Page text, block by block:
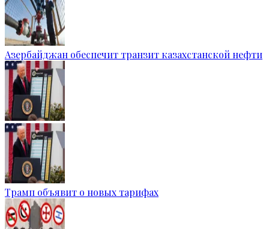
Азербайджан обеспечит транзит казахстанской нефти
Трамп объявит о новых тарифах